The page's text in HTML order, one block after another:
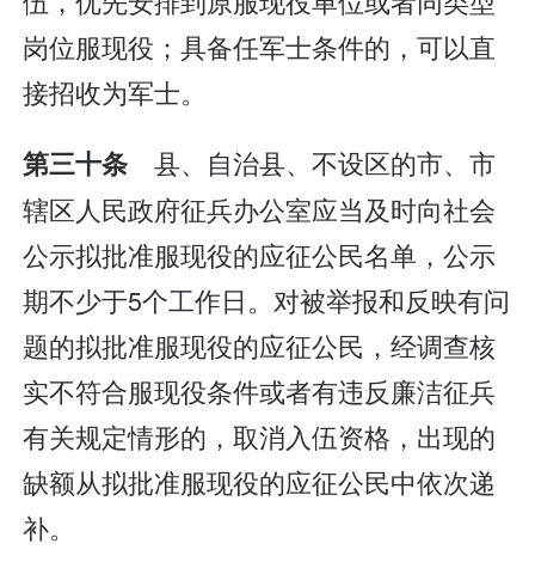
岗位服现役；具备任军士条件的，可以直
接招收为军士。
第三十条 县、自治县、不设区的市、市
辖区人民政府征兵办公室应当及时向社会
公示拟批准服现役的应征公民名单，公示
期不少于5个工作日。对被举报和反映有问
题的拟批准服现役的应征公民，经调查核
实不符合服现役条件或者有违反廉洁征兵
有关规定情形的，取消入伍资格，出现的
缺额从拟批准服现役的应征公民中依次递
补。